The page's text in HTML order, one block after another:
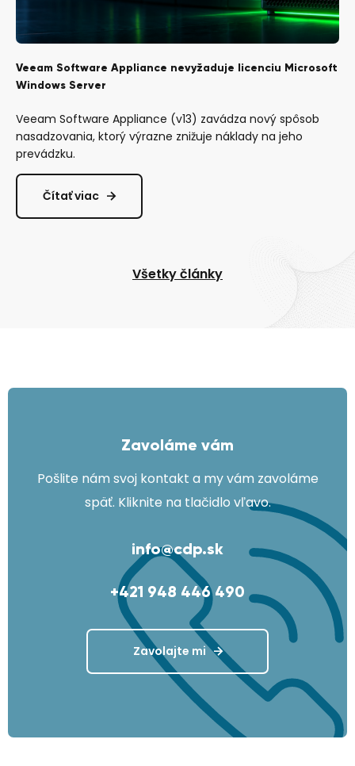
Veeam Software Appliance nevyžaduje licenciu Microsoft
Windows Server
Veeam Software Appliance (v13) zavádza nový spôsob
nasadzovania, ktorý výrazne znižuje náklady na jeho
prevádzku.
Čítať viac
Všetky články
Zavoláme vám
Pošlite nám svoj kontakt a my vám zavoláme
späť. Kliknite na tlačidlo vľavo.
Zavolajte mi
info@cdp.sk
+421 948 446 490